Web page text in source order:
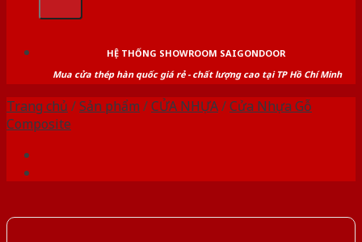
HỆ THỐNG SHOWROOM SAIGONDOOR
Mua cửa thép hàn quốc giá rẻ - chất lượng cao tại TP Hồ Chí Minh
Trang chủ /Sản phẩm /CỬA NHỰA/Cửa Nhựa Gỗ
Composite